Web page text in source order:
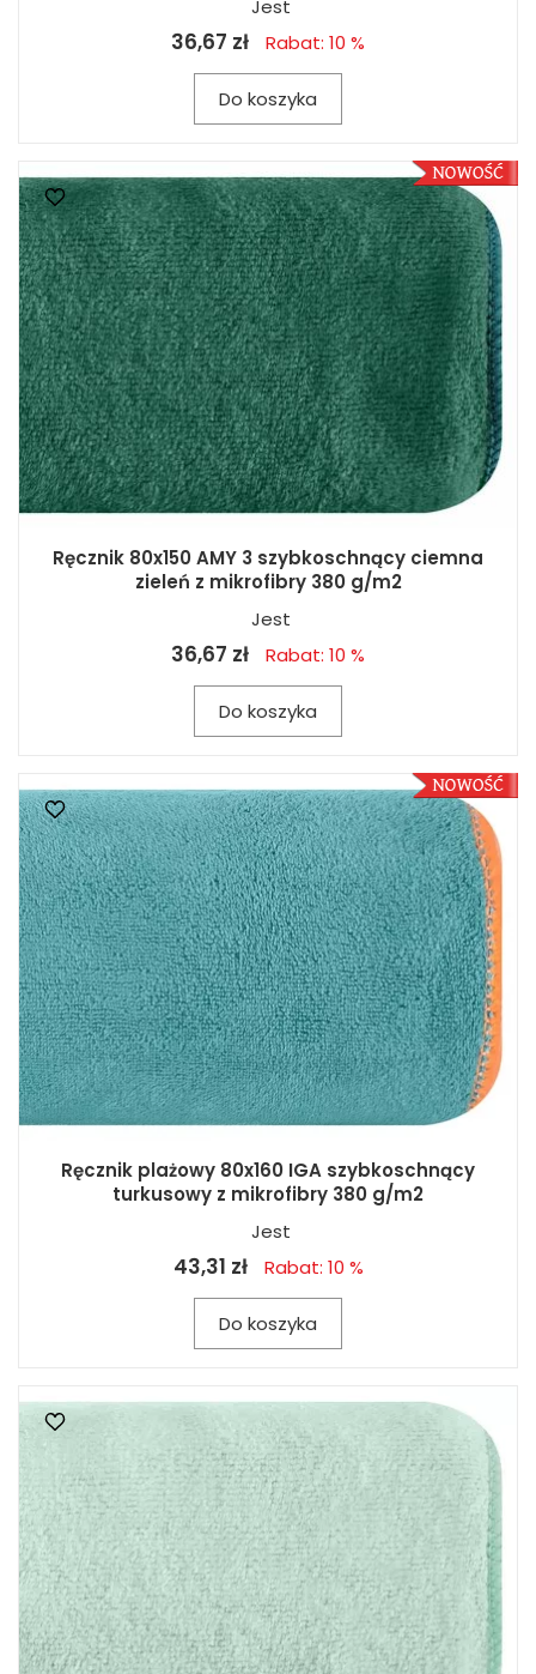
Jest
36,67 zł Rabat: 10 %
Do koszyka
Ręcznik 80x150 AMY 3 szybkoschnący ciemna
zieleń z mikrofibry 380 g/m2
Jest
36,67 zł Rabat: 10 %
Do koszyka
Ręcznik plażowy 80x160 IGA szybkoschnący
turkusowy z mikrofibry 380 g/m2
Jest
43,31 zł Rabat: 10 %
Do koszyka